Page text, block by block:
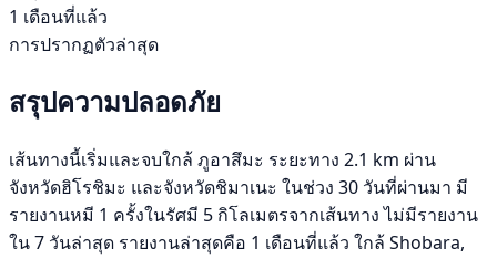
1 เดือนที่แล้ว
การปรากฏตัวล่าสุด
สรุปความปลอดภัย
เส้นทางนี้เริ่มและจบใกล้ ภูอาสึมะ ระยะทาง 2.1 km ผ่าน
จังหวัดฮิโรชิมะ และจังหวัดชิมาเนะ ในช่วง 30 วันที่ผ่านมา มี
รายงานหมี 1 ครั้งในรัศมี 5 กิโลเมตรจากเส้นทาง ไม่มีรายงาน
ใน 7 วันล่าสุด รายงานล่าสุดคือ 1 เดือนที่แล้ว ใกล้ Shobara,